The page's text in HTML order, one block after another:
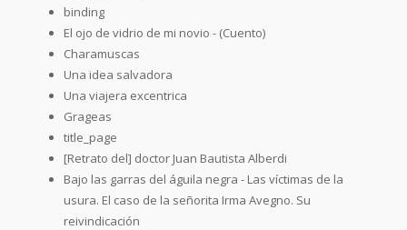
binding
El ojo de vidrio de mi novio - (Cuento)
Charamuscas
Una idea salvadora
Una viajera excentrica
Grageas
title_page
[Retrato del] doctor Juan Bautista Alberdi
Bajo las garras del águila negra - Las víctimas de la
usura. El caso de la señorita Irma Avegno. Su
reivindicación